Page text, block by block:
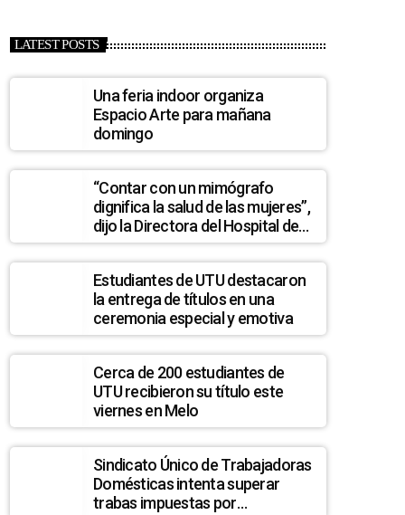
LATEST POSTS
Una feria indoor organiza
Espacio Arte para mañana
domingo
“Contar con un mimógrafo
dignifica la salud de las mujeres”,
dijo la Directora del Hospital de
Treinta y Tres
Estudiantes de UTU destacaron
la entrega de títulos en una
ceremonia especial y emotiva
Cerca de 200 estudiantes de
UTU recibieron su título este
viernes en Melo
Sindicato Único de Trabajadoras
Domésticas intenta superar
trabas impuestas por